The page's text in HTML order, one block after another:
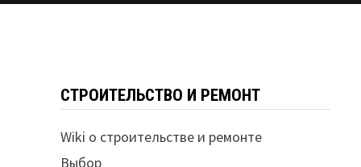
СТРОИТЕЛЬСТВО И РЕМОНТ
Wiki о строительстве и ремонте
Выбор